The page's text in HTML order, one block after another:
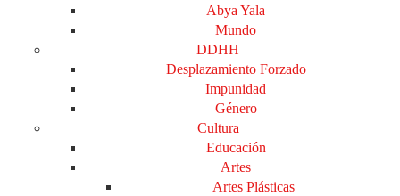
Abya Yala
Mundo
DDHH
Desplazamiento Forzado
Impunidad
Género
Cultura
Educación
Artes
Artes Plásticas